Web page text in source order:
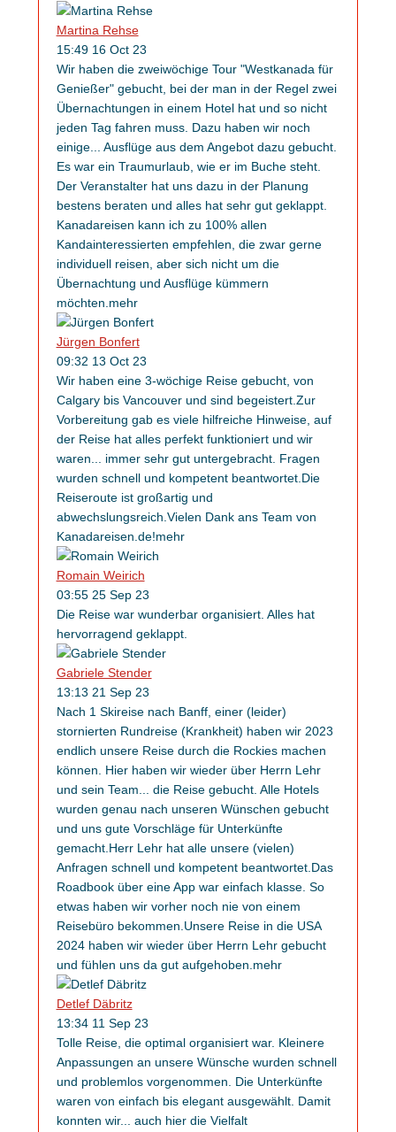
Martina Rehse
15:49 16 Oct 23
Wir haben die zweiwöchige Tour "Westkanada für
Genießer" gebucht, bei der man in der Regel zwei
Übernachtungen in einem Hotel hat und so nicht
jeden Tag fahren muss. Dazu haben wir noch
einige... Ausflüge aus dem Angebot dazu gebucht.
Es war ein Traumurlaub, wie er im Buche steht.
Der Veranstalter hat uns dazu in der Planung
bestens beraten und alles hat sehr gut geklappt.
Kanadareisen kann ich zu 100% allen
Kandainteressierten empfehlen, die zwar gerne
individuell reisen, aber sich nicht um die
Übernachtung und Ausflüge kümmern
möchten.mehr
Jürgen Bonfert
09:32 13 Oct 23
Wir haben eine 3-wöchige Reise gebucht, von
Calgary bis Vancouver und sind begeistert.Zur
Vorbereitung gab es viele hilfreiche Hinweise, auf
der Reise hat alles perfekt funktioniert und wir
waren... immer sehr gut untergebracht. Fragen
wurden schnell und kompetent beantwortet.Die
Reiseroute ist großartig und
abwechslungsreich.Vielen Dank ans Team von
Kanadareisen.de!mehr
Romain Weirich
03:55 25 Sep 23
Die Reise war wunderbar organisiert. Alles hat
hervorragend geklappt.
Gabriele Stender
13:13 21 Sep 23
Nach 1 Skireise nach Banff, einer (leider)
stornierten Rundreise (Krankheit) haben wir 2023
endlich unsere Reise durch die Rockies machen
können. Hier haben wir wieder über Herrn Lehr
und sein Team... die Reise gebucht. Alle Hotels
wurden genau nach unseren Wünschen gebucht
und uns gute Vorschläge für Unterkünfte
gemacht.Herr Lehr hat alle unsere (vielen)
Anfragen schnell und kompetent beantwortet.Das
Roadbook über eine App war einfach klasse. So
etwas haben wir vorher noch nie von einem
Reisebüro bekommen.Unsere Reise in die USA
2024 haben wir wieder über Herrn Lehr gebucht
und fühlen uns da gut aufgehoben.mehr
Detlef Däbritz
13:34 11 Sep 23
Tolle Reise, die optimal organisiert war. Kleinere
Anpassungen an unsere Wünsche wurden schnell
und problemlos vorgenommen. Die Unterkünfte
waren von einfach bis elegant ausgewählt. Damit
konnten wir... auch hier die Vielfalt